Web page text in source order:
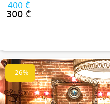
400 ₾
300 ₾
-26%